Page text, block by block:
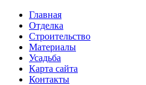
Главная
Отделка
Строительство
Материалы
Усадьба
Карта сайта
Контакты